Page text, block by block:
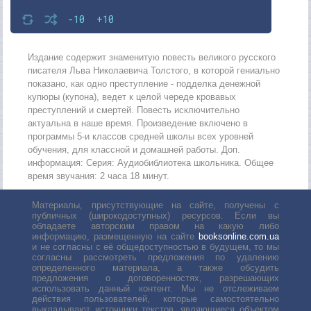
-10 +10
Издание содержит знаменитую повесть великого русского
писателя Льва Николаевича Толстого, в которой гениально
показано, как одно преступление - подделка денежной
купюры (купона), ведет к целой череде кровавых
преступлений и смертей. Повесть исключительно
актуальна в наше время. Произведение включено в
программы 5-и классов средней школы всех уровней
обучения, для классной и домашней работы. Доп.
информация: Серия: Аудиобиблиотека школьника. Общее
время звучания: 2 часа 18 минут.
Материалы, присутствующие на сайте, получены с
публичных (широкодоступных) ресурсов. Если вы
обладаете авторским правом на какую либо
информацию, размещенную на сайте booksonline.com.ua
и не согласны с её общедоступностью в будущем, то мы
согласны рассмотреть предложения по удалению
определенного материала, а также обсудить
предложения о договоренностях, разрешающих
использовать данный контент. Мы не отслеживаем
действия пользователей, которые самостоятельно